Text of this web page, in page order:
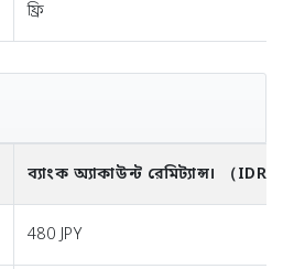
ফ্রি
ব্যাংক অ্যাকাউন্ট রেমিট্যান্স। （IDR）
480 JPY